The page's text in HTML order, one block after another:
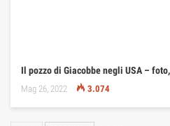
Il pozzo di Giacobbe negli USA –
Mag 26, 2022 3.074